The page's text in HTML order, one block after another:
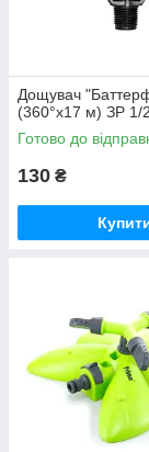
Дощувач
(360°х17 м) ЗР 1/
Готово до
130 ₴